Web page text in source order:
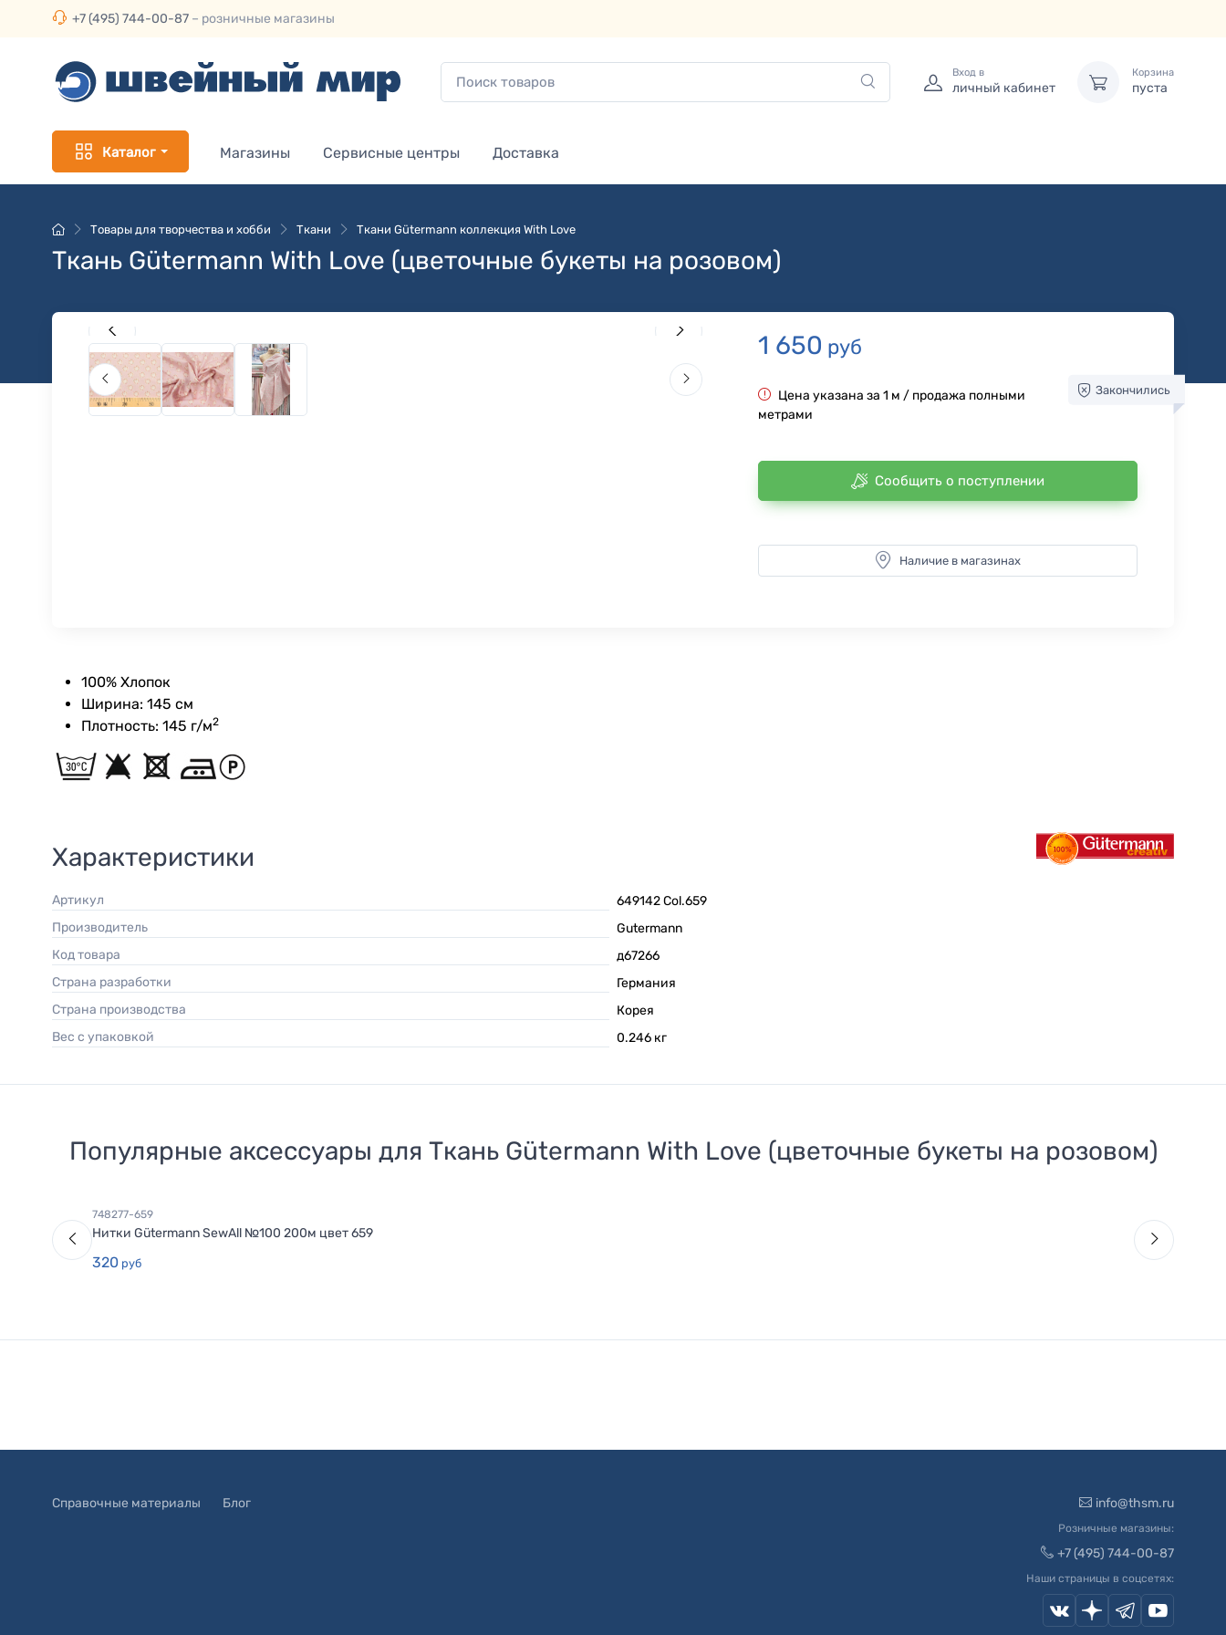
+7 (495) 744-00-87 – розничные магазины
Вход в
личный кабинет
Корзина
пуста
Каталог Магазины Сервисные центры Доставка
Товары для творчества и хобби Ткани Ткани Gütermann коллекция With Love
Ткань Gütermann With Love (цветочные букеты на розовом)
1 650 руб
Закончились
Цена указана за 1 м / продажа полными
метрами
Сообщить о поступлении
Наличие в магазинах
100% Хлопок
Ширина: 145 см
Плотность: 145 г/м2
Характеристики
Артикул
649142 Col.659
Производитель
Gutermann
Код товара
д67266
Страна разработки
Германия
Страна производства
Корея
Вес с упаковкой
0.246 кг
Популярные аксессуары для Ткань Gütermann With Love (цветочные букеты на розовом)
748277-659
Нитки Gütermann SewAll №100 200м цвет 659
320 руб
Справочные материалы Блог info@thsm.ru
Розничные магазины:
+7 (495) 744-00-87
Наши страницы в соцсетях: